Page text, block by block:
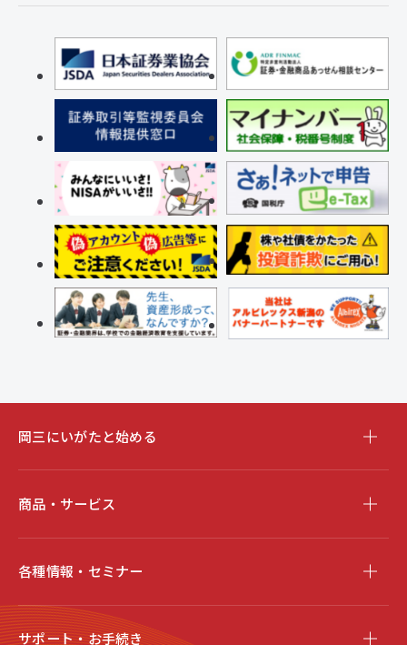
岡三にいがたと始める
商品・サービス
各種情報・セミナー
サポート・お手続き